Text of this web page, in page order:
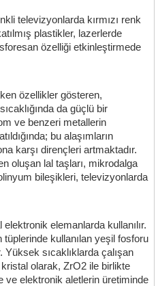
televizyonlarda kırmızı renk
plastikler, lazerlerde
özelliği etkinleştirmede
özellikler gösteren,
da güçlü bir
ve benzeri metallerin
bu alaşımların
karşı dirençleri artmaktadır.
oluşan lal taşları, mikrodalga
bileşikleri, televizyonlarda
elemanlarda kullanılır.
kullanılan yeşil fosforu
sıcaklıklarda çalışan
kristal olarak, ZrO2 ile birlikte
ve elektronik aletlerin üretiminde